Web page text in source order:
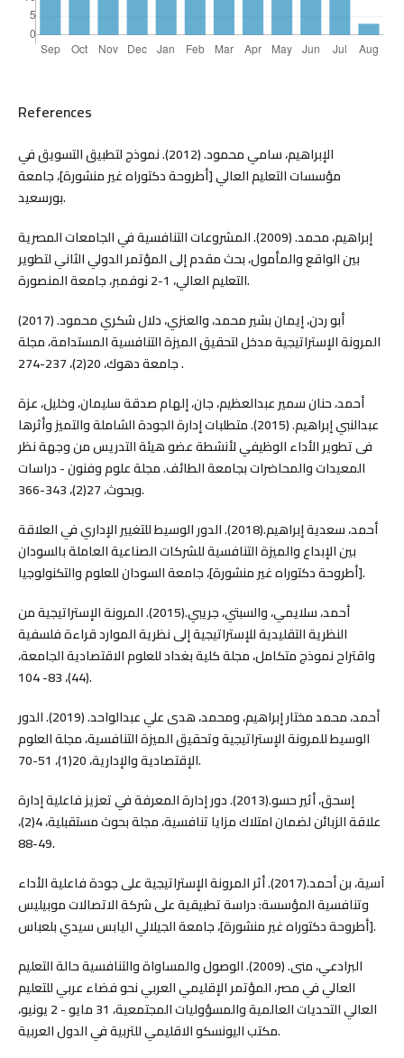
References
الإبراهيم، سامي محمود. (2012). نموذج لتطبيق التسويق في
مؤسسات التعليم العالي [أطروحة دكتوراه غير منشورة]، جامعة
بورسعيد.
إبراهيم، محمد. (2009). المشروعات التنافسية في الجامعات المصرية
بين الواقع والمأمول، بحث مقدم إلى المؤتمر الدولي الثاني لتطوير
التعليم العالي، 1-2 نوفمبر، جامعة المنصورة.
أبو ردن، إيمان بشير محمد، والعنزي، دلال شكري محمود. (2017)
المرونة الإستراتيجية مدخل لتحقيق الميزة التنافسية المستدامة، مجلة
جامعة دهوك، 20(2)، 237-274 .
أحمد، حنان سمير عبدالعظيم، جان، إلهام صدقة سليمان، وخليل، عزة
عبدالنبي إبراهيم. (2015). متطلبات إدارة الجودة الشاملة والتميز وأثرها
فى تطوير الأداء الوظيفي لأنشطة عضو هيئة التدريس من وجهة نظر
المعيدات والمحاضرات بجامعة الطائف. مجلة علوم وفنون - دراسات
وبحوث، 27(2)، 343-366.
أحمد، سعدية إبراهيم.(2018). الدور الوسيط للتغيير الإداري في العلاقة
بين الإبداع والميزة التنافسية للشركات الصناعية العاملة بالسودان
[أطروحة دكتوراه غير منشورة]، جامعة السودان للعلوم والتكنولوجيا.
أحمد، سلايمي، والسبتي، جريبي.(2015). المرونة الإستراتيجية من
النظرية التقليدية للإستراتيجية إلى نظرية الموارد قراءة فلسفية
واقتراح نموذج متكامل، مجلة كلية بغداد للعلوم الاقتصادية الجامعة،
(44)، 83- 104.
أحمد، محمد مختار إبراهيم، ومحمد، هدى علي عبدالواحد. (2019). الدور
الوسيط للمرونة الإستراتيجية وتحقيق الميزة التنافسية، مجلة العلوم
الإقتصادية والإدارية، 20(1)، 51-70.
إسحق، أثير حسو.(2013). دور إدارة المعرفة في تعزيز فاعلية إدارة
علاقة الزبائن لضمان امتلاك مزايا تنافسية، مجلة بحوث مستقبلية، 4(2)،
49-88.
آسية، بن أحمد.(2017). أثر المرونة الإستراتيجية على جودة فاعلية الأداء
وتنافسية المؤسسة: دراسة تطبيقية على شركة الاتصالات موبيليس
[أطروحة دكتوراه غير منشورة]، جامعة الجيلالي اليابس سيدي بلعباس.
البرادعي، منى. (2009). الوصول والمساواة والتنافسية حالة التعليم
العالي في مصر، المؤتمر الإقليمي العربي نحو فضاء عربي للتعليم
العالي التحديات العالمية والمسؤوليات المجتمعية، 31 مايو - 2 يونيو،
مكتب اليونسكو الاقليمي للتربية في الدول العربية.